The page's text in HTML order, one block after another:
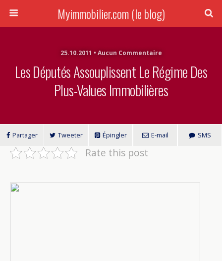
Myimmobilier.com (le blog)
25.10.2011 • Aucun Commentaire
Les Députés Assouplissent Le Régime Des
Plus-Values Immobilières
Partager Tweeter Épingler E-mail SMS
Rate this post